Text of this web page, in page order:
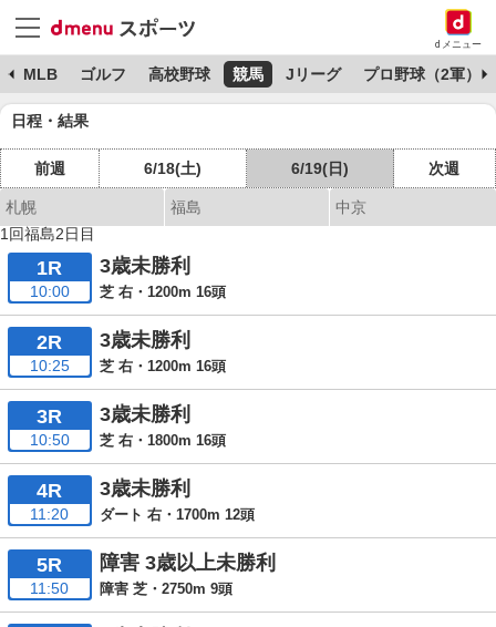
dメニュー
MLB ゴルフ 高校野球 競馬 Jリーグ プロ野球（2軍）
日程・結果
前週 6/18(土) 6/19(日) 次週
札幌 福島
中京
1回福島2日目
1R
10:00
3歳未勝利
芝 右・1200m 16頭
2R
10:25
3歳未勝利
芝 右・1200m 16頭
3R
10:50
3歳未勝利
芝 右・1800m 16頭
4R
11:20
3歳未勝利
ダート 右・1700m 12頭
5R
11:50
障害 3歳以上未勝利
障害 芝・2750m 9頭